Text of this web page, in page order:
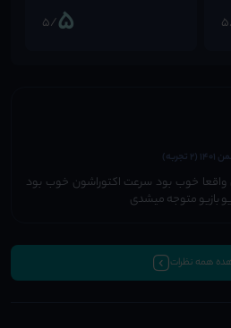
5
/5
واقعا خوب بود سرعت اکتوراشون خوب بود
بازیو متوجه میشدی
همه نظرات